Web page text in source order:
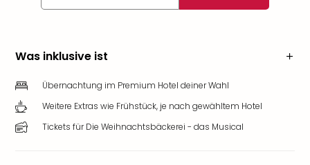
Was inklusive ist
Übernachtung im Premium Hotel deiner Wahl
Weitere Extras wie Frühstück, je nach gewähltem Hotel
Tickets für Die Weihnachtsbäckerei - das Musical